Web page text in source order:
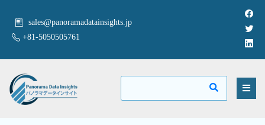
sales@panoramadatainsights.jp
+81-5050505761